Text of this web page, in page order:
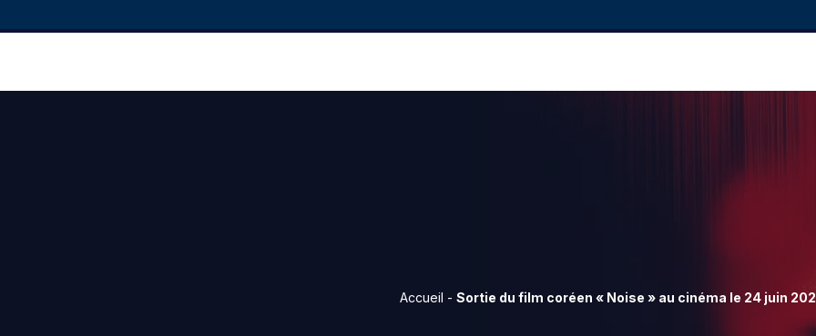
Accueil - Sortie du film coréen « Noise » au cinéma le 24 juin